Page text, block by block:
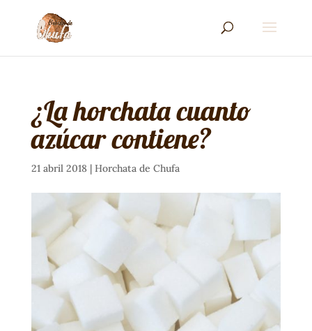
¿La horchata cuanto
azúcar contiene?
21 abril 2018| Horchata de Chufa